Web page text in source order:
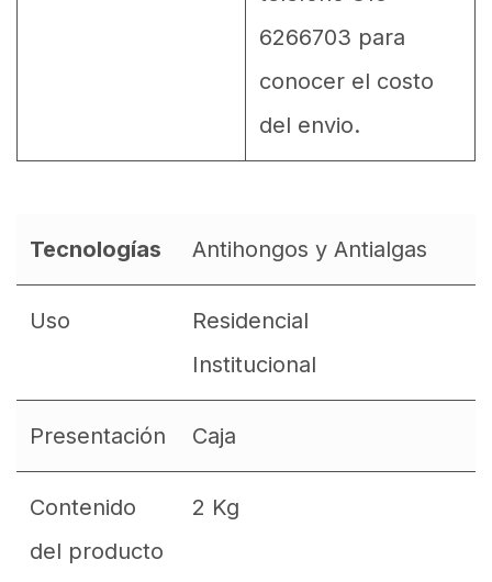
6266703 para
conocer el costo
del envio.
Tecnologías Antihongos y Antialgas
Uso
Residencial
Institucional
Presentación Caja
Contenido
del producto
2 Kg